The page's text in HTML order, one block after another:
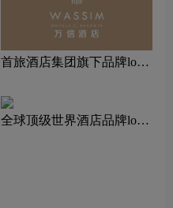
‌首旅酒店集团旗下品牌logo
全球顶级世界酒店品牌logo